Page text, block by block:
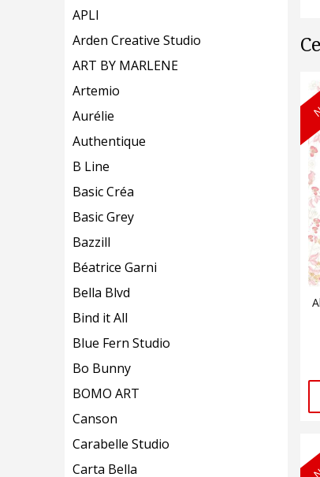
APLI
Arden Creative Studio
ART BY MARLENE
Artemio
Aurélie
Authentique
B Line
Basic Créa
Basic Grey
Bazzill
Béatrice Garni
Bella Blvd
Bind it All
Blue Fern Studio
Bo Bunny
BOMO ART
Canson
Carabelle Studio
Carta Bella